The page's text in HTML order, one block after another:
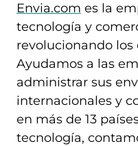
Envia.com es la
tecnología y
revolucionando
Ayudamos a las
administrar sus
internacionales y
en más de 13
tecnología,